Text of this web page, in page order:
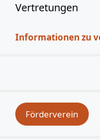
Vertretungen
Informationen zu
Förderverein